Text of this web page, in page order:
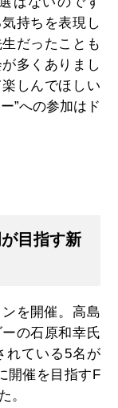
持ちを表現し
だったことも
多くありまし
しんでほしい
”への参加はド
目指す新
を開催。高島
の石原和幸氏
れている5名が
開催を目指す F
。